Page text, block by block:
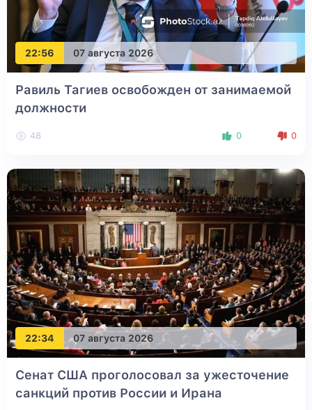
22:56 07 августа 2026
Равиль Тагиев освобожден от занимаемой
должности
48 0 0
22:34 07 августа 2026
Сенат США проголосовал за ужесточение
санкций против России и Ирана